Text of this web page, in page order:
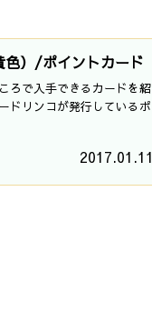
色）/ポイントカード
ろで入手できるカードを紹
ドリンコが発行しているポ
2017.01.11